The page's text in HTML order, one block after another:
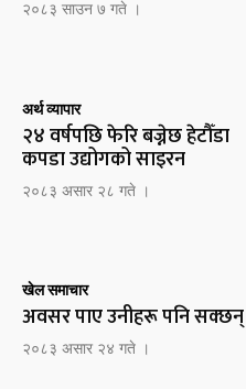
२०८३ साउन ७ गते ।
अर्थ व्यापार
२४ वर्षपछि फेरि बज्नेछ हेटौँडा
कपडा उद्योगको साइरन
२०८३ असार २८ गते ।
खेल समाचार
अवसर पाए उनीहरू पनि सक्छन्
२०८३ असार २४ गते ।